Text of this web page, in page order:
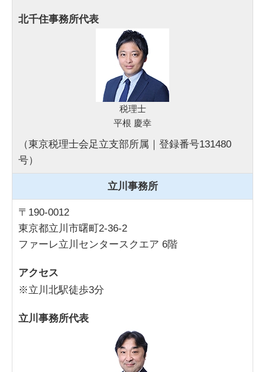
北千住事務所代表
税理士
平根 慶幸
（東京税理士会足立支部所属｜登録番号131480
号）
立川事務所
〒190-0012
東京都立川市曙町2-36-2
ファーレ立川センタースクエア 6階
アクセス
※立川北駅徒歩3分
立川事務所代表